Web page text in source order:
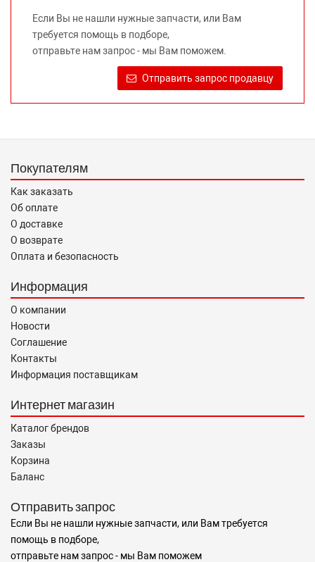
правообладателей указанных товарных знаков.
Требование предоставлять покупателю необходимую и
достоверную информацию о товаре, предлагаемом к
продаже, обеспечивающую возможность их правильного
выбора возложено на продавца (изготовителя) Законом
«О защите прав потребителей».
Если Вы не нашли нужные запчасти, или Вам
требуется помощь в подборе,
отправьте нам запрос - мы Вам поможем.
Отправить запрос продавцу
Покупателям
Как заказать
Об оплате
О доставке
О возврате
Оплата и безопасность
Информация
О компании
Новости
Соглашение
Контакты
Информация поставщикам
Интернет магазин
Каталог брендов
Заказы
Корзина
Баланс
Отправить запрос
Если Вы не нашли нужные запчасти, или Вам требуется
помощь в подборе,
отправьте нам запрос - мы Вам поможем